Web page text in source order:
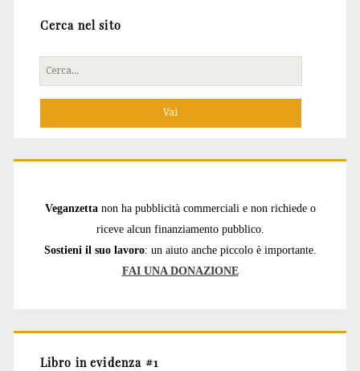
Cerca nel sito
Cerca
per:
Veganzetta non ha pubblicità commerciali e non richiede o
riceve alcun finanziamento pubblico.
Sostieni il suo lavoro: un aiuto anche piccolo è importante.
FAI UNA DONAZIONE
Libro in evidenza #1